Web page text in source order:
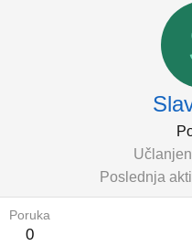
Učlanjen
Poslednja
Poruka
0